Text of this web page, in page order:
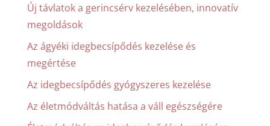
Új távlatok a gerincsérv kezelésében, innovatív
megoldások
Az ágyéki idegbecsípődés kezelése és
megértése
Az idegbecsípődés gyógyszeres kezelése
Az életmódváltás hatása a váll egészségére